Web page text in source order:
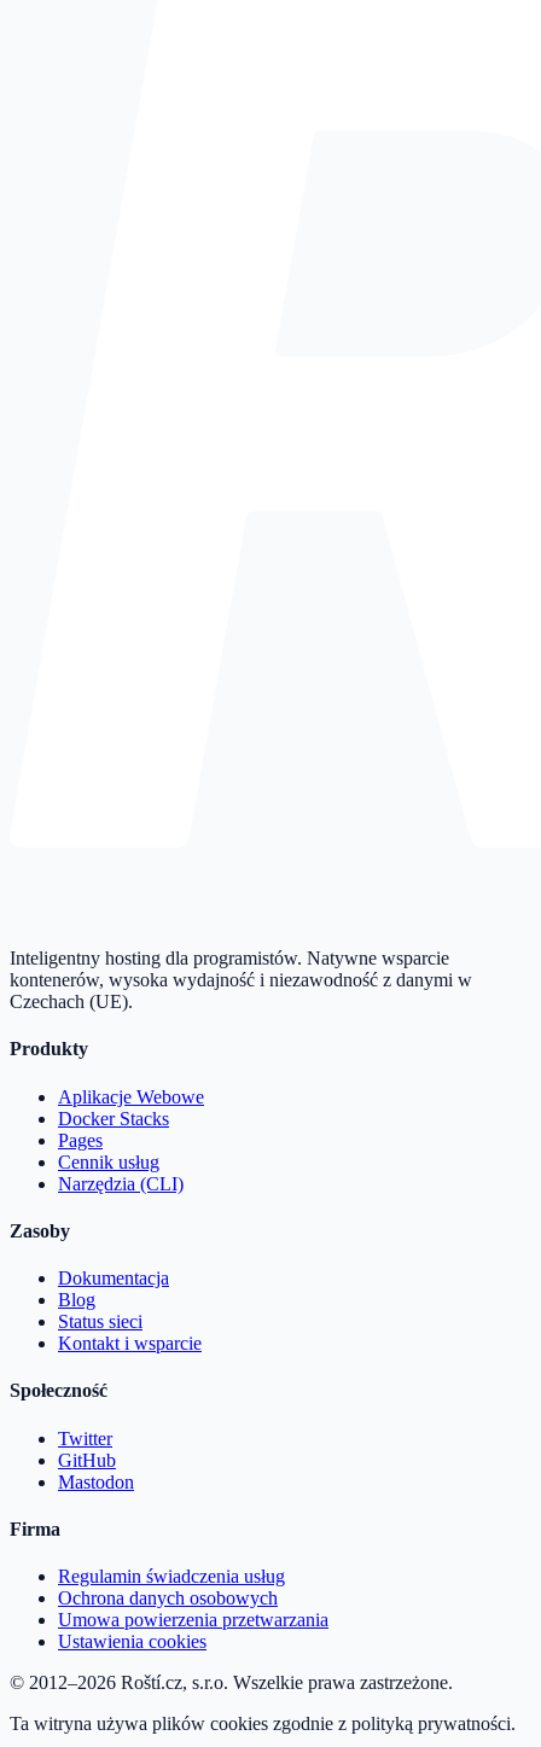
Inteligentny hosting dla programistów. Natywne wsparcie
kontenerów, wysoka wydajność i niezawodność z danymi w
Czechach (UE).
Produkty
Aplikacje Webowe
Docker Stacks
Pages
Cennik usług
Narzędzia (CLI)
Zasoby
Dokumentacja
Blog
Status sieci
Kontakt i wsparcie
Społeczność
Twitter
GitHub
Mastodon
Firma
Regulamin świadczenia usług
Ochrona danych osobowych
Umowa powierzenia przetwarzania
Ustawienia cookies
© 2012–2026 Roští.cz, s.r.o. Wszelkie prawa zastrzeżone.
Ta witryna używa plików cookies zgodnie z polityką prywatności.